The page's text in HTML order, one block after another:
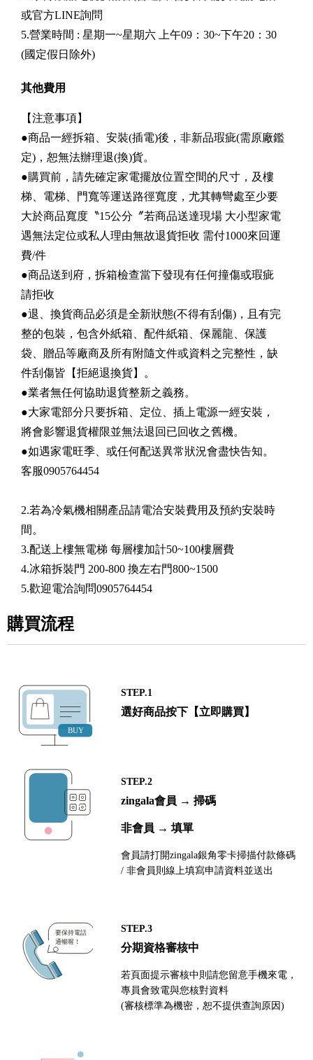
或官方LINE詢問
5.營業時間 : 星期一~星期六 上午09：30~下午20：30
(國定假日除外)
其他費用
【注意事項】
●商品一經拆箱、安裝(插電)後，非新品瑕疵(需原廠鑑
定)，恕無法辦理退(換)貨。
●購買前，請先確定家電擺放位置空間的尺寸，及樓
梯、電梯、門寬等運送路徑寬度，尤其轉彎處至少要
大於商品寬度〝15公分〞若商品送達現場 大小型家電
遇無法定位或私人理由無故退貨拒收 需付1000來回運
費/件
●商品送到府，拆箱檢查當下發現有任何撞傷或瑕疵
請拒收
●退、換貨商品必須是全新狀態(不得有刮傷)，且有完
整的包裝，包含外紙箱、配件紙箱、保麗龍、保護
袋、贈品等廠商及所有附隨文件或資料之完整性，缺
件刮傷皆【拒絕退換貨】。
●業者無任何協助退貨整新之義務。
●大家電部分只要拆箱、定位、插上電源一經安裝，
將會影響退貨權限並無法退回已回收之舊機。
●如遇家電旺季、或任何配送異常狀況會盡快告知。
客服0905764454
2.若為冷氣機相關產品請電洽安裝費用及預約安裝時
間。
3.配送上樓無電梯 每層樓加計50~100樓層費
4.冰箱拆裝門 200-800 換左右門800~1500
5.歡迎電洽詢問0905764454
購買流程
STEP.1
選好商品按下【立即購買】
STEP.2
zingala會員 → 掃碼
非會員 → 填單
會員請打開zingala銀角零卡掃描付款條碼
/ 非會員則線上填寫申請資料並送出
STEP.3
分期資格審核中
若頁面提示審核中則請您留意手機來電，
專員會致電與您核對資料
(審核標準為機密，恕不提供查詢原因)